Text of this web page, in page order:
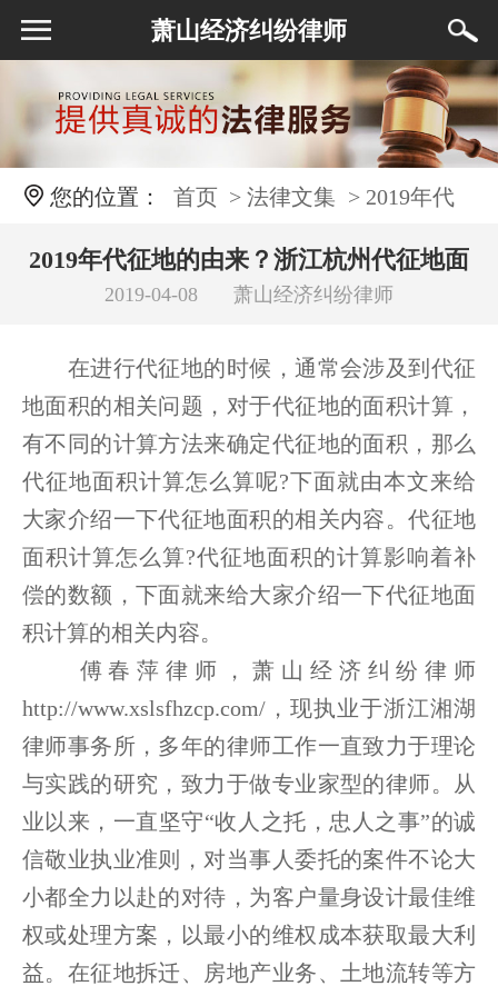
萧山经济纠纷律师
您的位置： 首页 > 法律文集 > 2019年代
征地的由来？浙江杭州代征地面积怎么算？
2019年代征地的由来？浙江杭州代征地面
积怎么算？
2019-04-08 萧山经济纠纷律师
在进行代征地的时候，通常会涉及到代征
地面积的相关问题，对于代征地的面积计算，
有不同的计算方法来确定代征地的面积，那么
代征地面积计算怎么算呢?下面就由本文来给
大家介绍一下代征地面积的相关内容。代征地
面积计算怎么算?代征地面积的计算影响着补
偿的数额，下面就来给大家介绍一下代征地面
积计算的相关内容。
傅春萍律师，萧山经济纠纷律师
http://www.xslsfhzcp.com/，现执业于浙江湘湖
律师事务所，多年的律师工作一直致力于理论
与实践的研究，致力于做专业家型的律师。从
业以来，一直坚守“收人之托，忠人之事”的诚
信敬业执业准则，对当事人委托的案件不论大
小都全力以赴的对待，为客户量身设计最佳维
权或处理方案，以最小的维权成本获取最大利
益。在征地拆迁、房地产业务、土地流转等方